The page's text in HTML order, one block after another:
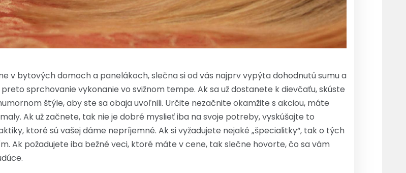
v bytových domoch a panelákoch, slečna si od vás najprv vypýta dohodnutú sumu a
sprchovanie vykonanie vo svižnom tempe. Ak sa už dostanete k dievčaťu, skúste
štýle, aby ste sa obaja uvoľnili. Určite nezačnite okamžite s akciou, máte
Ak už začnete, tak nie je dobré myslieť iba na svoje potreby, vyskúšajte to
ktoré sú vašej dáme nepríjemné. Ak si vyžadujete nejaké „špecialitky“, tak o tých
Ak požadujete iba bežné veci, ktoré máte v cene, tak slečne hovorte, čo sa vám